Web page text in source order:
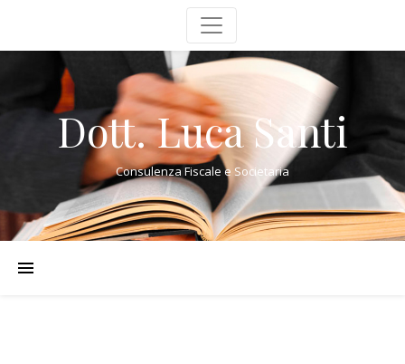
Dott. Luca Santi
Consulenza Fiscale e Societaria